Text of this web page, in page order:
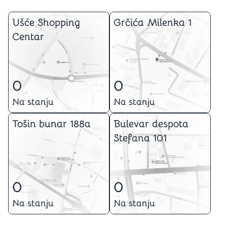
Ušće Shopping
Centar
0
Na stanju
Grčića Milenka 1
0
Na stanju
Tošin bunar 188a
0
Na stanju
Bulevar despota
Stefana 101
0
Na stanju